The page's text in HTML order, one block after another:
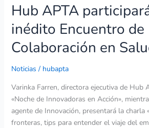
Hub APTA
inédito Encuentro de
Colaboración en
Noticias / hubapta
Varinka Farren, directora ejecutiva de Hub
«Noche de Innovadoras en Acción»,
agente de Innovación, presentará la charla
fronteras, tips para entender el viaje del